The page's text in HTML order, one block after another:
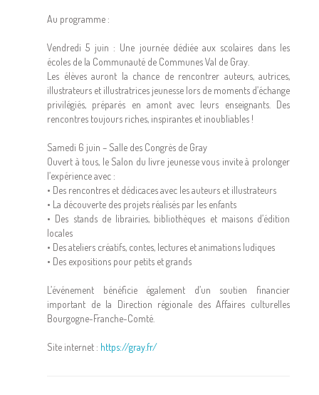
Au programme :
Vendredi 5 juin : Une journée dédiée aux scolaires dans les
écoles de la Communauté de Communes Val de Gray.
Les élèves auront la chance de rencontrer auteurs, autrices,
illustrateurs et illustratrices jeunesse lors de moments d’échange
privilégiés, préparés en amont avec leurs enseignants. Des
rencontres toujours riches, inspirantes et inoubliables !
Samedi 6 juin – Salle des Congrès de Gray
Ouvert à tous, le Salon du livre jeunesse vous invite à prolonger
l’expérience avec :
• Des rencontres et dédicaces avec les auteurs et illustrateurs
• La découverte des projets réalisés par les enfants
• Des stands de librairies, bibliothèques et maisons d’édition
locales
• Des ateliers créatifs, contes, lectures et animations ludiques
• Des expositions pour petits et grands
L’événement bénéficie également d’un soutien financier
important de la Direction régionale des Affaires culturelles
Bourgogne-Franche-Comté.
Site internet : https://gray.fr/